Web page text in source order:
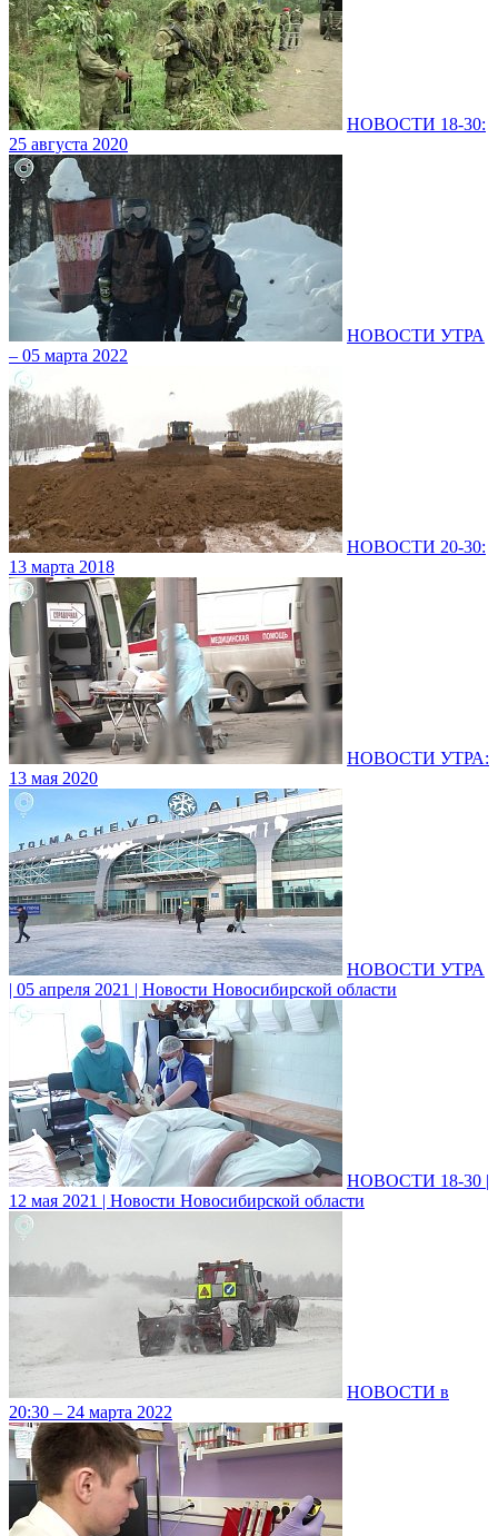
НОВОСТИ 18-30:
25 августа 2020
НОВОСТИ УТРА
– 05 марта 2022
НОВОСТИ 20-30:
13 марта 2018
НОВОСТИ УТРА:
13 мая 2020
НОВОСТИ УТРА
| 05 апреля 2021 | Новости Новосибирской области
НОВОСТИ 18-30 |
12 мая 2021 | Новости Новосибирской области
НОВОСТИ в
20:30 – 24 марта 2022